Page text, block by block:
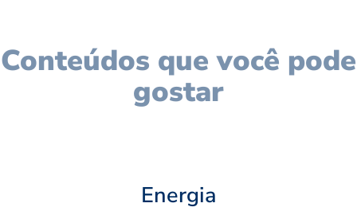
Conteúdos que você pode
gostar
Energia